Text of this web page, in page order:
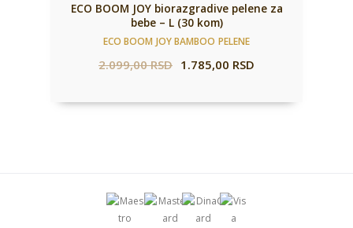
ECO BOOM JOY biorazgradive pelene za
bebe – L (30 kom)
ECO BOOM JOY BAMBOO PELENE
2.099,00RSD 1.785,00 RSD